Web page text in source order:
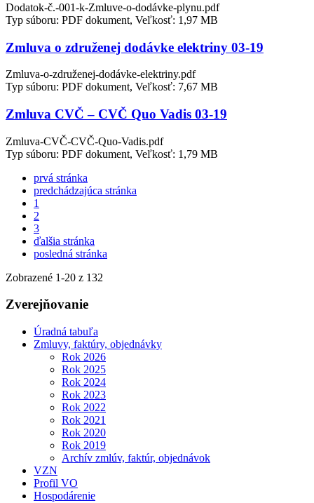
Dodatok-č.-001-k-Zmluve-o-dodávke-plynu.pdf
Typ súboru: PDF dokument, Veľkosť: 1,97 MB
Zmluva o združenej dodávke elektriny 03-19
Zmluva-o-združenej-dodávke-elektriny.pdf
Typ súboru: PDF dokument, Veľkosť: 7,67 MB
Zmluva CVČ – CVČ Quo Vadis 03-19
Zmluva-CVČ-CVČ-Quo-Vadis.pdf
Typ súboru: PDF dokument, Veľkosť: 1,79 MB
prvá stránka
predchádzajúca stránka
1
2
3
ďalšia stránka
posledná stránka
Zobrazené 1-20 z 132
Zverejňovanie
Úradná tabuľa
Zmluvy, faktúry, objednávky
Rok 2026
Rok 2025
Rok 2024
Rok 2023
Rok 2022
Rok 2021
Rok 2020
Rok 2019
Archív zmlúv, faktúr, objednávok
VZN
Profil VO
Hospodárenie